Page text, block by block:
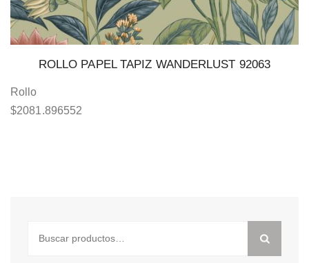
ROLLO PAPEL TAPIZ WANDERLUST 92063
Rollo
$2081.896552